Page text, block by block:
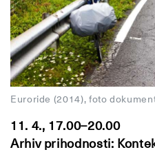
Euroride (2014), foto
11. 4., 17.00–20.00
Arhiv prihodnosti: